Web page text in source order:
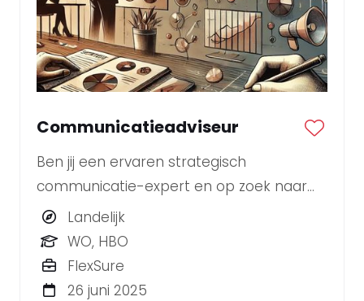
Communicatieadviseur
Ben jij een ervaren strategisch
communicatie-expert en op zoek naar
een rol met zowel zelfstandigheid als
teamkracht? Wil je werken in een
dynamische omgeving met vakgenoten
die continu groeien en ontwikkelen? Dan
Landelijk
WO, HBO
FlexSure
26 juni 2025